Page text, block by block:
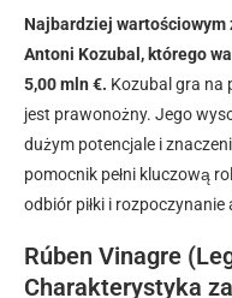
Najbardziej wartościowym
Antoni Kozubal, którego
5,00 mln €. Kozubal gra na
jest prawonożny. Jego
dużym potencjale i
pomocnik pełni kluczową
odbiór piłki i
Rúben Vinagre
Charakterystyka